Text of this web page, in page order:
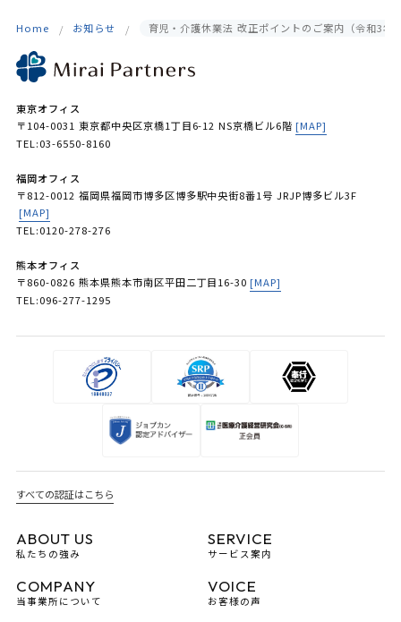
Home お知らせ 育児・介護休業法 改正ポイントのご案内（令和3年
東京オフィス
〒104-0031 東京都中央区京橋1丁目6-12 NS京橋ビル6階 [MAP]
TEL:03-6550-8160
福岡オフィス
〒812-0012 福岡県福岡市博多区博多駅中央街8番1号 JRJP博多ビル3F
[MAP]
TEL:0120-278-276
熊本オフィス
〒860-0826 熊本県熊本市南区平田二丁目16-30 [MAP]
TEL:096-277-1295
すべての認証はこちら
ABOUT US
私たちの強み
SERVICE
サービス案内
COMPANY
当事業所について
VOICE
お客様の声